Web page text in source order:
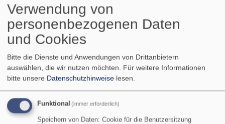
Wir begleiten Sie
Wir möchten Sie in allen Lebensphasen begleiten. In guten
wie in schlechten Zeiten.
Trauung
Fürpersönliche Gesprächein allen Lebenssituationen
Verwendung von
personenbezogenen Daten
und Cookies
Bitte die Dienste und Anwendungen von Drittanbietern
auswählen, die wir nutzen möchten. Für weitere Informationen
bitte unsere Datenschutzhinweise lesen.
Funktional (immer erforderlich)
Speichern von Daten: Cookie für die Benutzersitzung